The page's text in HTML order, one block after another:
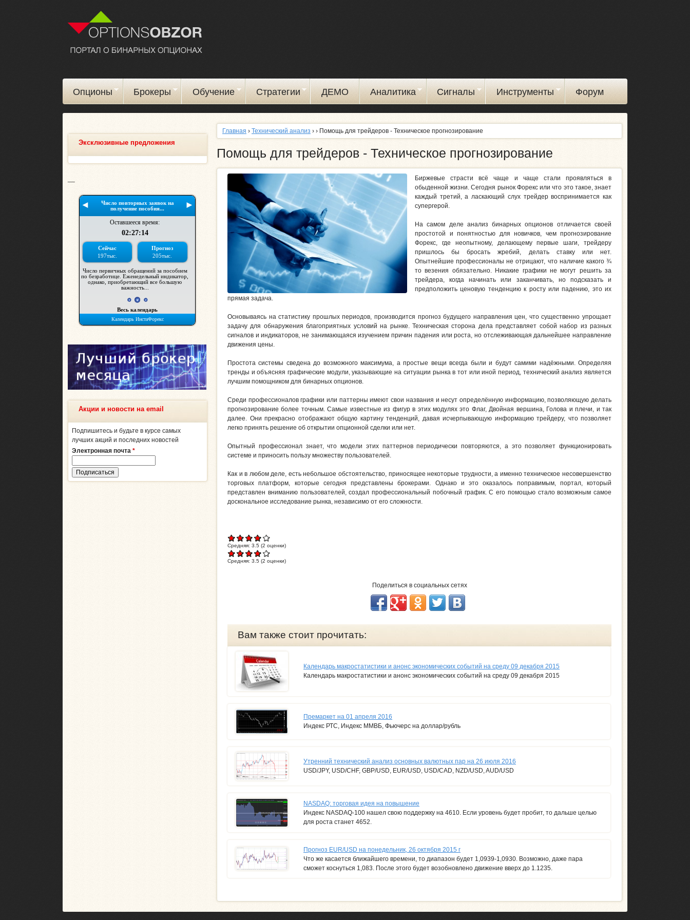
Опционы Брокеры Обучение Стратегии ДЕМО Аналитика Сигналы Инструменты Форум
Главная › Технический анализ › › Помощь для трейдеров - Техническое прогнозирование
Помощь для трейдеров - Техническое прогнозирование
Биржевые страсти всё чаще и чаще стали проявляться в
обыденной жизни. Сегодня рынок Форекс или что это такое, знает
каждый третий, а ласкающий слух трейдер воспринимается как
супергерой.
На самом деле анализ бинарных опционов отличается своей
простотой и понятностью для новичков, чем прогнозирование
Форекс, где неопытному, делающему первые шаги, трейдеру
пришлось бы бросать жребий, делать ставку или нет.
Опытнейшие профессионалы не отрицают, что наличие какого ¾
то везения обязательно. Никакие графики не могут решить за
трейдера, когда начинать или заканчивать, но подсказать и
предположить ценовую тенденцию к росту или падению, это их
прямая задача.
Основываясь на статистику прошлых периодов, производится прогноз будущего направления цен, что существенно упрощает
задачу для обнаружения благоприятных условий на рынке. Техническая сторона дела представляет собой набор из разных
сигналов и индикаторов, не занимающаяся изучением причин падения или роста, но отслеживающая дальнейшее направление
движения цены.
Простота системы сведена до возможного максимума, а простые вещи всегда были и будут самими надёжными. Определяя
тренды и объясняя графические модули, указывающие на ситуации рынка в тот или иной период, технический анализ является
лучшим помощником для бинарных опционов.
Среди профессионалов графики или паттерны имеют свои названия и несут определённую информацию, позволяющую делать
прогнозирование более точным. Самые известные из фигур в этих модулях это Флаг, Двойная вершина, Голова и плечи, и так
далее. Они прекрасно отображают общую картину тенденций, давая исчерпывающую информацию трейдеру, что позволяет
легко принять решение об открытии опционной сделки или нет.
Опытный профессионал знает, что модели этих паттернов периодически повторяются, а это позволяет функционировать
системе и приносить пользу множеству пользователей.
Как и в любом деле, есть небольшое обстоятельство, приносящее некоторые трудности, а именно техническое несовершенство
торговых платформ, которые сегодня представлены брокерами. Однако и это оказалось поправимым, портал, который
представлен вниманию пользователей, создал профессиональный побочный график. С его помощью стало возможным самое
доскональное исследование рынка, независимо от его сложности.
Средняя: 3.5 (2 оценки)
Средняя: 3.5 (2 оценки)
Поделиться в социальных сетях
Вам также стоит прочитать:
Календарь макростатистики и анонс экономических событий на среду 09 декабря 2015
Календарь макростатистики и анонс экономических событий на среду 09 декабря 2015
Премаркет на 01 апреля 2016
Индекс РТС, Индекс ММВБ, Фьючерс на доллар/рубль
Утренний технический анализ основных валютных пар на 26 июля 2016
USD/JPY, USD/CHF, GBP/USD, EUR/USD, USD/CAD, NZD/USD, AUD/USD
NASDAQ: торговая идея на повышение
Индекс NASDAQ-100 нашел свою поддержку на 4610. Если уровень будет пробит, то дальше целью
для роста станет 4652.
Прогноз EUR/USD на понедельник, 26 октября 2015 г
Что же касается ближайшего времени, то диапазон будет 1,0939-1,0930. Возможно, даже пара
сможет коснуться 1,083. После этого будет возобновлено движение вверх до 1.1235.
Эксклюзивные предложения
Акции и новости на email
Подпишитесь и будьте в курсе самых
лучших акций и последних новостей
Электронная почта *